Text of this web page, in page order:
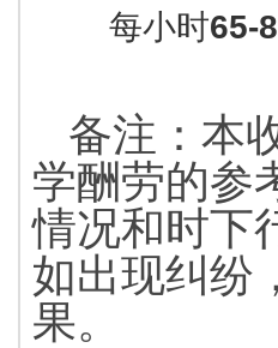
每小时65-
备注：本
学酬劳的参
情况和时下
如出现纠纷
果。